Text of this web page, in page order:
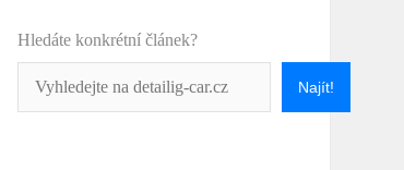
Hledáte konkrétní článek?
Najít!